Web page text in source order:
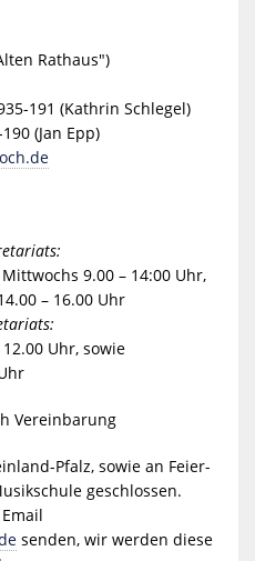
Rathaus")
191 (Kathrin Schlegel)
(Jan Epp)
9.00 – 14:00 Uhr,
– 16.00 Uhr
Uhr, sowie
Vereinbarung
Pfalz, sowie an Feier-
geschlossen.
senden, wir werden diese